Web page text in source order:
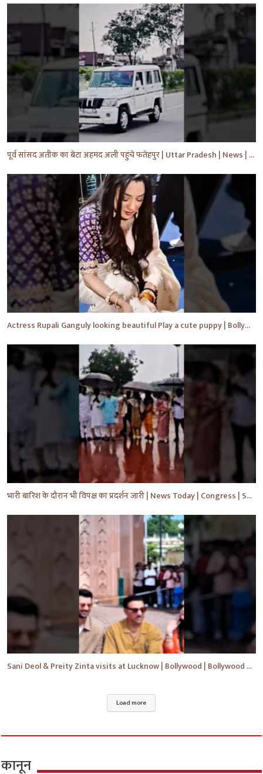
पूर्व सांसद अतीक का बेटा अहमद अली पहुंचे फतेहपुर | Uttar Pradesh | News | #shorts #yt #news #upnews
Actress Rupali Ganguly looking beautiful Play a cute puppy | Bollywood | Bollywood News #shorts #yt
भारी बारिश के दौरान भी विपक्ष का प्रदर्शन जारी | News Today | Congress | Samajwadi | #shorts #yt
Sani Deol & Preity Zinta visits at Lucknow | Bollywood | Bollywood News | #bollywood #shorts #yt
Load more
कानून